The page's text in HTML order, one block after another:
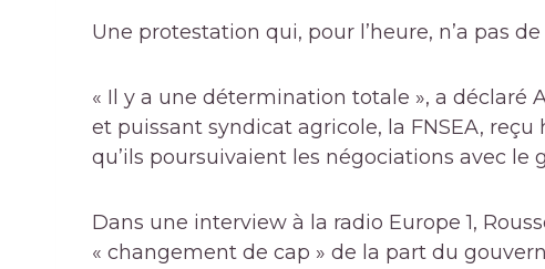
Une protestation qui, pour l’heure, n’a pas
« Il y a une détermination totale », a déclaré
et puissant syndicat agricole, la FNSEA,
qu’ils poursuivaient les négociations avec le
Dans une interview à la radio Europe 1,
« changement de cap » de la part du